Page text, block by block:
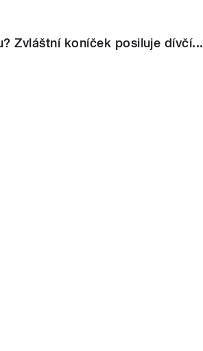
Zvláštní koníček posiluje dívčí...